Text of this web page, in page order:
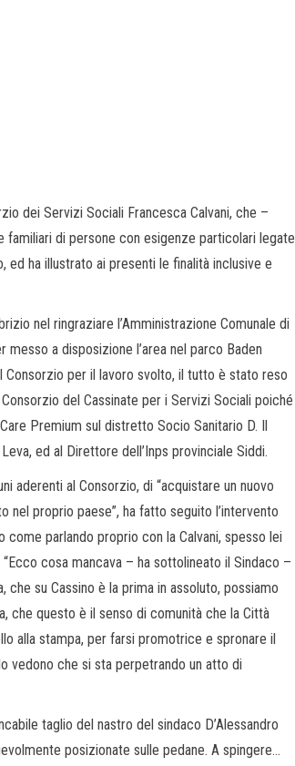
dei Servizi Sociali Francesca Calvani, che –
di persone con esigenze particolari legate
ha illustrato ai presenti le finalità inclusive e
nel ringraziare l’Amministrazione Comunale di
messo a disposizione l’area nel parco Baden
per il lavoro svolto, il tutto è stato reso
del Cassinate per i Servizi Sociali poiché
Premium sul distretto Socio Sanitario D. Il
ed al Direttore dell’Inps provinciale Siddi.
aderenti al Consorzio, di “acquistare un nuovo
nel proprio paese”, ha fatto seguito l’intervento
come parlando proprio con la Calvani, spesso lei
cosa mancava – ha sottolineato il Sindaco –
su Cassino è la prima in assoluto, possiamo
che questo è il senso di comunità che la Città
alla stampa, per farsi promotrice e spronare il
vedono che si sta perpetrando un atto di
taglio del nastro del sindaco D’Alessandro
posizionate sulle pedane. A spingere…